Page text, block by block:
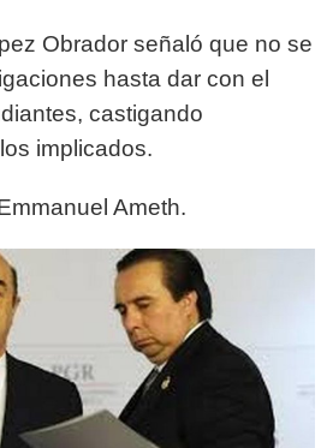
Obrador señaló que no se
hasta dar con el
castigando
implicados.
Ameth.